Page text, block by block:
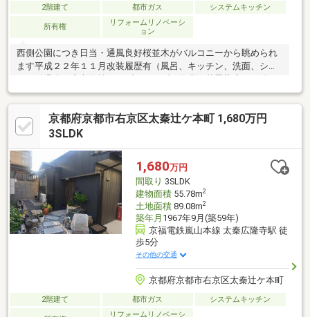
2階建て 都市ガス システムキッチン
所有権
リフォームリノベーシ
ョン
西側公園につき日当・通風良好桜並木がバルコニーから眺められ
ます平成２２年１１月改装履歴有（風呂、キッチン、洗面、シャ
００ｍ●京都中央信用金庫墨染支店まで約３４０ｍ●フレスコ墨染
店まで約３８０ｍ●伏見墨染郵便局まで約４７０ｍ●藤ノ森小学校
まで約６５０ｍ●藤森中学校まで約１６４０ｍ
京都府京都市右京区太秦辻ケ本町 1,680万円
3SLDK
1,680万円
間取り 3SLDK
建物面積55.78m2
土地面積89.08m2
築年月 1967年9月(築59年)
京福電鉄嵐山本線 太秦広隆寺駅 徒
歩5分
その他の交通
京都府京都市右京区太秦辻ケ本町
2階建て 都市ガス システムキッチン
リフォームリノベーシ